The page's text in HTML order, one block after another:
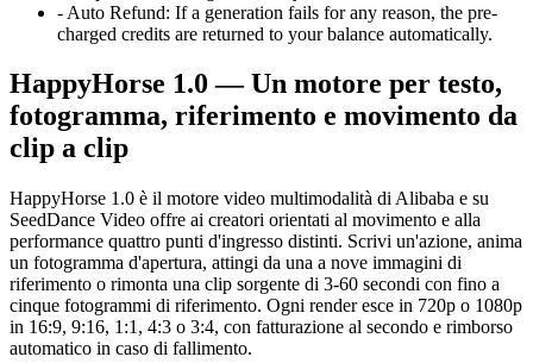
- Auto Refund: If a generation fails for any reason, the pre-
charged credits are returned to your balance automatically.
HappyHorse 1.0 — Un motore per testo,
fotogramma, riferimento e movimento da
clip a clip
HappyHorse 1.0 è il motore video multimodalità di Alibaba e su
SeedDance Video offre ai creatori orientati al movimento e alla
performance quattro punti d'ingresso distinti. Scrivi un'azione, anima
un fotogramma d'apertura, attingi da una a nove immagini di
riferimento o rimonta una clip sorgente di 3-60 secondi con fino a
cinque fotogrammi di riferimento. Ogni render esce in 720p o 1080p
in 16:9, 9:16, 1:1, 4:3 o 3:4, con fatturazione al secondo e rimborso
automatico in caso di fallimento.